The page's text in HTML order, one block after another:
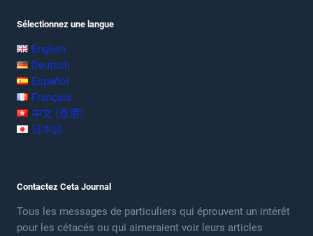
Sélectionnez une langue
English
Deutsch
Español
Français
中文 (香港)
日本語
Contactez Ceta Journal
Tous les messages de particuliers qui éprouvent un intérêt
pour les cétacés ou qui aimeraient voir leurs articles